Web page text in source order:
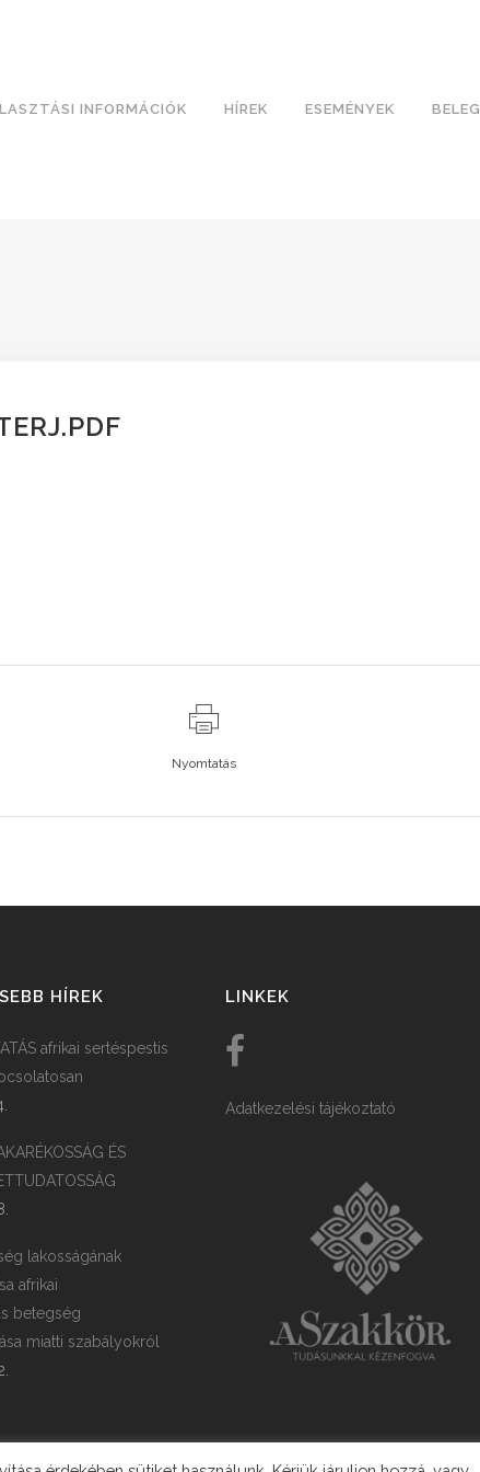
INFORMÁCIÓK HÍREK ESEMÉNYEK BELEG
Nyomtatás
HÍREK
afrikai sertéspestis
ÉS
lakosságának
afrikai
betegség
miatti szabályokról
LINKEK
Adatkezelési tájékoztató